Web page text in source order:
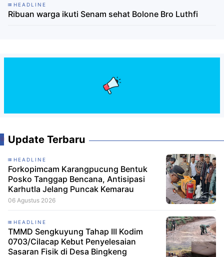
HEADLINE
Ribuan warga ikuti Senam sehat Bolone Bro Luthfi
Update Terbaru
HEADLINE
Forkopimcam Karangpucung Bentuk
Posko Tanggap Bencana, Antisipasi
Karhutla Jelang Puncak Kemarau
06 Agustus 2026
HEADLINE
TMMD Sengkuyung Tahap III Kodim
0703/Cilacap Kebut Penyelesaian
Sasaran Fisik di Desa Bingkeng